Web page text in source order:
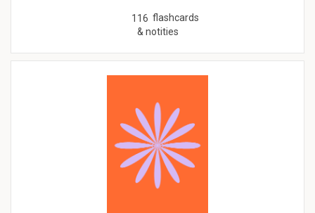
116 flashcards
& notities